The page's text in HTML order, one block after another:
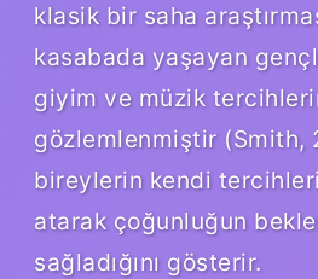
klasik bir saha
kasabada yaşayan
giyim ve müzik
gözlemlenmiştir (Smith,
bireylerin kendi
atarak çoğunluğun
sağladığını gösterir.